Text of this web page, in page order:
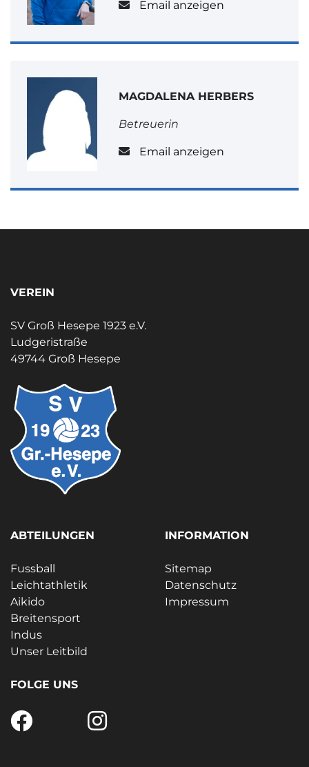
Email anzeigen
MAGDALENA HERBERS
Betreuerin
Email anzeigen
VEREIN
SV Groß Hesepe 1923 e.V.
Ludgeristraße
49744 Groß Hesepe
ABTEILUNGEN
Fussball
Leichtathletik
Aikido
Breitensport
Indus
Unser Leitbild
INFORMATION
Sitemap
Datenschutz
Impressum
FOLGE UNS